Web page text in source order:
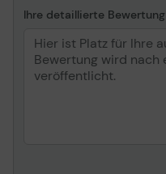
Ihre detaillierte Bewertung